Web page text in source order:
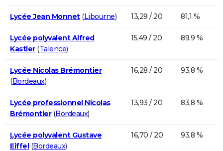
Lycée Jean Monnet(Libourne) 13,29 / 20 81,1 %
Lycée polyvalent Alfred
Kastler(Talence)
15,49 / 20 89,9 %
Lycée Nicolas Brémontier
(Bordeaux)
16,28 / 20 93,8 %
Lycée professionnel Nicolas
Brémontier(Bordeaux)
13,93 / 20 83,8 %
Lycée polyvalent Gustave
Eiffel(Bordeaux)
16,70 / 20 93,8 %